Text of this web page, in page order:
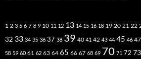
1 2 3 5 6 7 8 9 10 11 12 13 14 15 16 18 19 20 21 22
32 33 34 35 36 37 38 39 40 41 42 43 44 45 46 47
58 59 60 61 62 63 64 65 66 67 68 69 70 71 72 73